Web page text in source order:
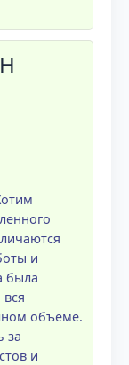
и
была
объеме.
за
и